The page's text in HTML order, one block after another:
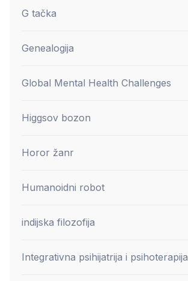
G tačka
Genealogija
Global Mental Health Challenges
Higgsov bozon
Horor žanr
Humanoidni robot
indijska filozofija
Integrativna psihijatrija i psihoterapija